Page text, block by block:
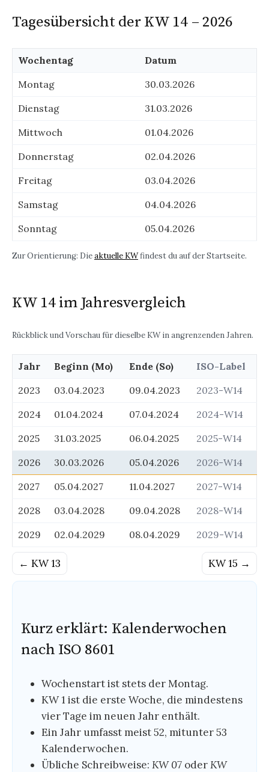
Tagesübersicht der KW 14 – 2026
Wochentag
Datum
Montag
30.03.2026
Dienstag
31.03.2026
Mittwoch
01.04.2026
Donnerstag
02.04.2026
Freitag
03.04.2026
Samstag
04.04.2026
Sonntag
05.04.2026
Zur Orientierung: Dieaktuelle KWfindest du auf der Startseite.
KW 14 im Jahresvergleich
Rückblick und Vorschau für dieselbe KW in angrenzenden Jahren.
Beginn
Ende
gleichen
Kalenderwoche
in
unterschiedlichen
Jahren
Jahr Beginn (Mo) Ende (So)
ISO-Label
2023
03.04.2023 09.04.2023
2023-W14
2024
01.04.2024 07.04.2024
2024-W14
2025
31.03.2025 06.04.2025
2025-W14
2026
30.03.2026 05.04.2026
2026-W14
2027
05.04.2027 11.04.2027
2027-W14
2028
03.04.2028 09.04.2028
2028-W14
2029
02.04.2029 08.04.2029 2029-W14
← KW 13 KW 15 →
Kurz erklärt: Kalenderwochen
nach ISO 8601
Wochenstart ist stets der Montag.
KW 1 ist die erste Woche, die mindestens
vier Tage im neuen Jahr enthält.
Ein Jahr umfasst meist 52, mitunter 53
Kalenderwochen.
Übliche Schreibweise:KW 07 oderKW